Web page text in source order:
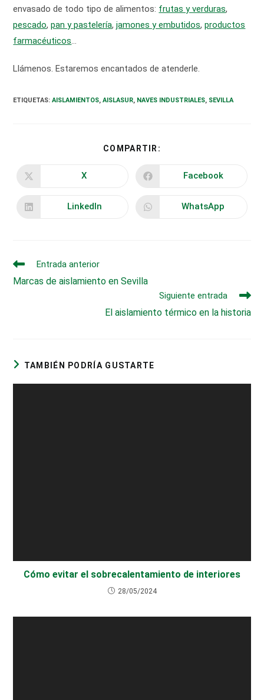
envasado de todo tipo de alimentos: frutas y verduras,
pescado,pan y pastelería,jamones y embutidos,productos
farmacéuticos…
Llámenos. Estaremos encantados de atenderle.
ETIQUETAS:AISLAMIENTOS, AISLASUR, NAVES INDUSTRIALES, SEVILLA
COMPARTIR:
CONTENIDO
Se
una
nueva
X
Se
una
nueva
Facebook
Se
LinkedIn
Se
WhatsApp
Leer
artículos
Entrada anterior
Marcas de aislamiento en Sevilla
Siguiente entrada
El aislamiento térmico en la historia
TAMBIÉN PODRÍA GUSTARTE
Cómo evitar el sobrecalentamiento de interiores
28/05/2024